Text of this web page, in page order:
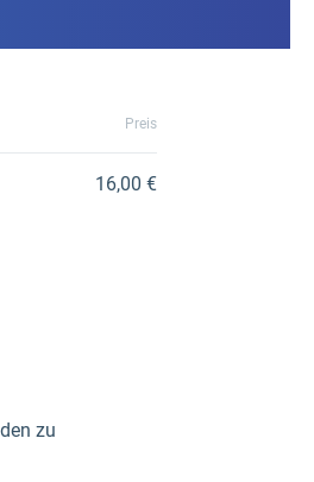
Preis
zu
16,00 €